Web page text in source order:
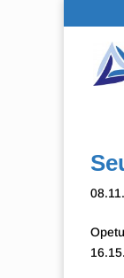
16.15.